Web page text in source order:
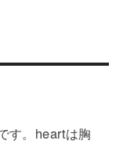
す。heartは胸